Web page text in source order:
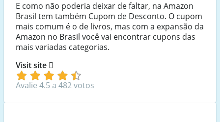
E como não poderia deixar de faltar, na Amazon
Brasil tem também Cupom de Desconto. O cupom
mais comum é o de livros, mas com a expansão da
Amazon no Brasil você vai encontrar cupons das
mais variadas categorias.
Visit site
Avalie 4.5 a 482 votos